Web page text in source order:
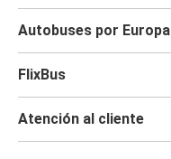
Autobuses por Europa
FlixBus
Atención al cliente